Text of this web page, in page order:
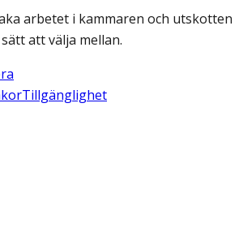
arbetet i kammaren och utskotten
att välja mellan.
Tillgänglighet